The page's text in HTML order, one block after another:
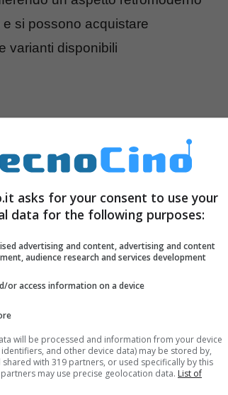
si possono acquistare
varianti disponibili
asks for your consent to use your
data for the following purposes:
advertising and content, advertising and content
audience research and services development
or access information on a device
will be processed and information from your device
and other device data) may be stored by,
shared with 319 partners, or used specifically by this
may use precise geolocation data. List of